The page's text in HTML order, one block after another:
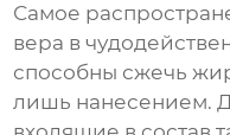
Самое
вера в
способны сжечь
лишь нанесением.